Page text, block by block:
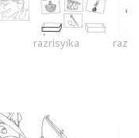
razrisyika